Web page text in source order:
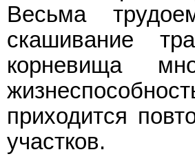
Весьма
скашивание
корневища
приходится
участков.